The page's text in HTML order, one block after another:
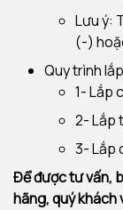
Lưu ý:
(-)
Quy trình lắp
1- Lắp
2- Lắp
3- Lắp
Để được tư vấn,
hãng, quý khách